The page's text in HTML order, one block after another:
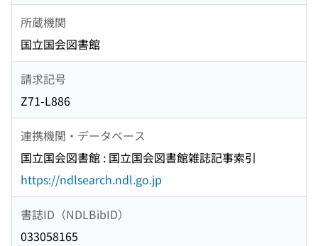
所蔵機関
国立国会図書館
請求記号
Z71-L886
連携機関・データベース
国立国会図書館 : 国立国会図書館雑誌記事索引
https://ndlsearch.ndl.go.jp
書誌ID（NDLBibID）
033058165